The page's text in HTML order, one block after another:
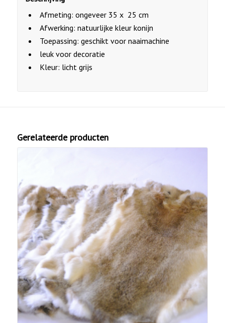
Afmeting: ongeveer 35 x 25 cm
Afwerking: natuurlijke kleur konijn
Toepassing: geschikt voor naaimachine
leuk voor decoratie
Kleur: licht grijs
Gerelateerde producten